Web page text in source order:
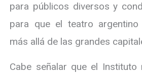
para públicos diversos y
para que el teatro argentino
más allá de las grandes
Cabe señalar que el Instituto